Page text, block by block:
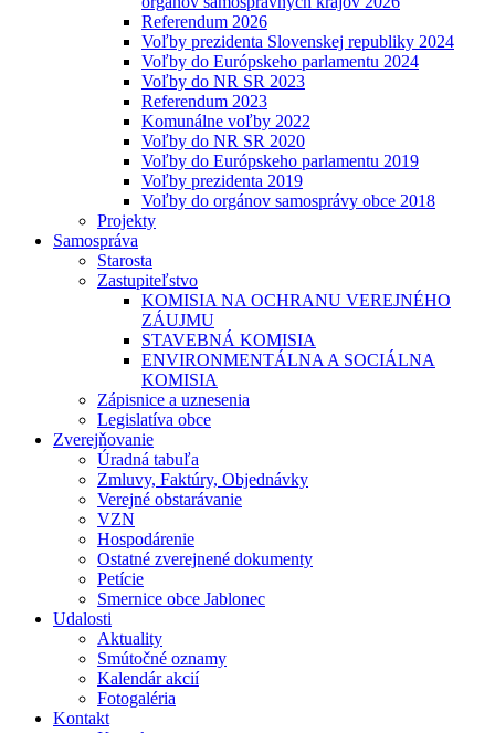
Referendum 2026
Voľby prezidenta Slovenskej republiky 2024
Voľby do Európskeho parlamentu 2024
Voľby do NR SR 2023
Referendum 2023
Komunálne voľby 2022
Voľby do NR SR 2020
Voľby do Európskeho parlamentu 2019
Voľby prezidenta 2019
Voľby do orgánov samosprávy obce 2018
Projekty
Samospráva
Starosta
Zastupiteľstvo
KOMISIA NA OCHRANU VEREJNÉHO
ZÁUJMU
STAVEBNÁ KOMISIA
ENVIRONMENTÁLNA A SOCIÁLNA
KOMISIA
Zápisnice a uznesenia
Legislatíva obce
Zverejňovanie
Úradná tabuľa
Zmluvy, Faktúry, Objednávky
Verejné obstarávanie
VZN
Hospodárenie
Ostatné zverejnené dokumenty
Petície
Smernice obce Jablonec
Udalosti
Aktuality
Smútočné oznamy
Kalendár akcií
Fotogaléria
Kontakt